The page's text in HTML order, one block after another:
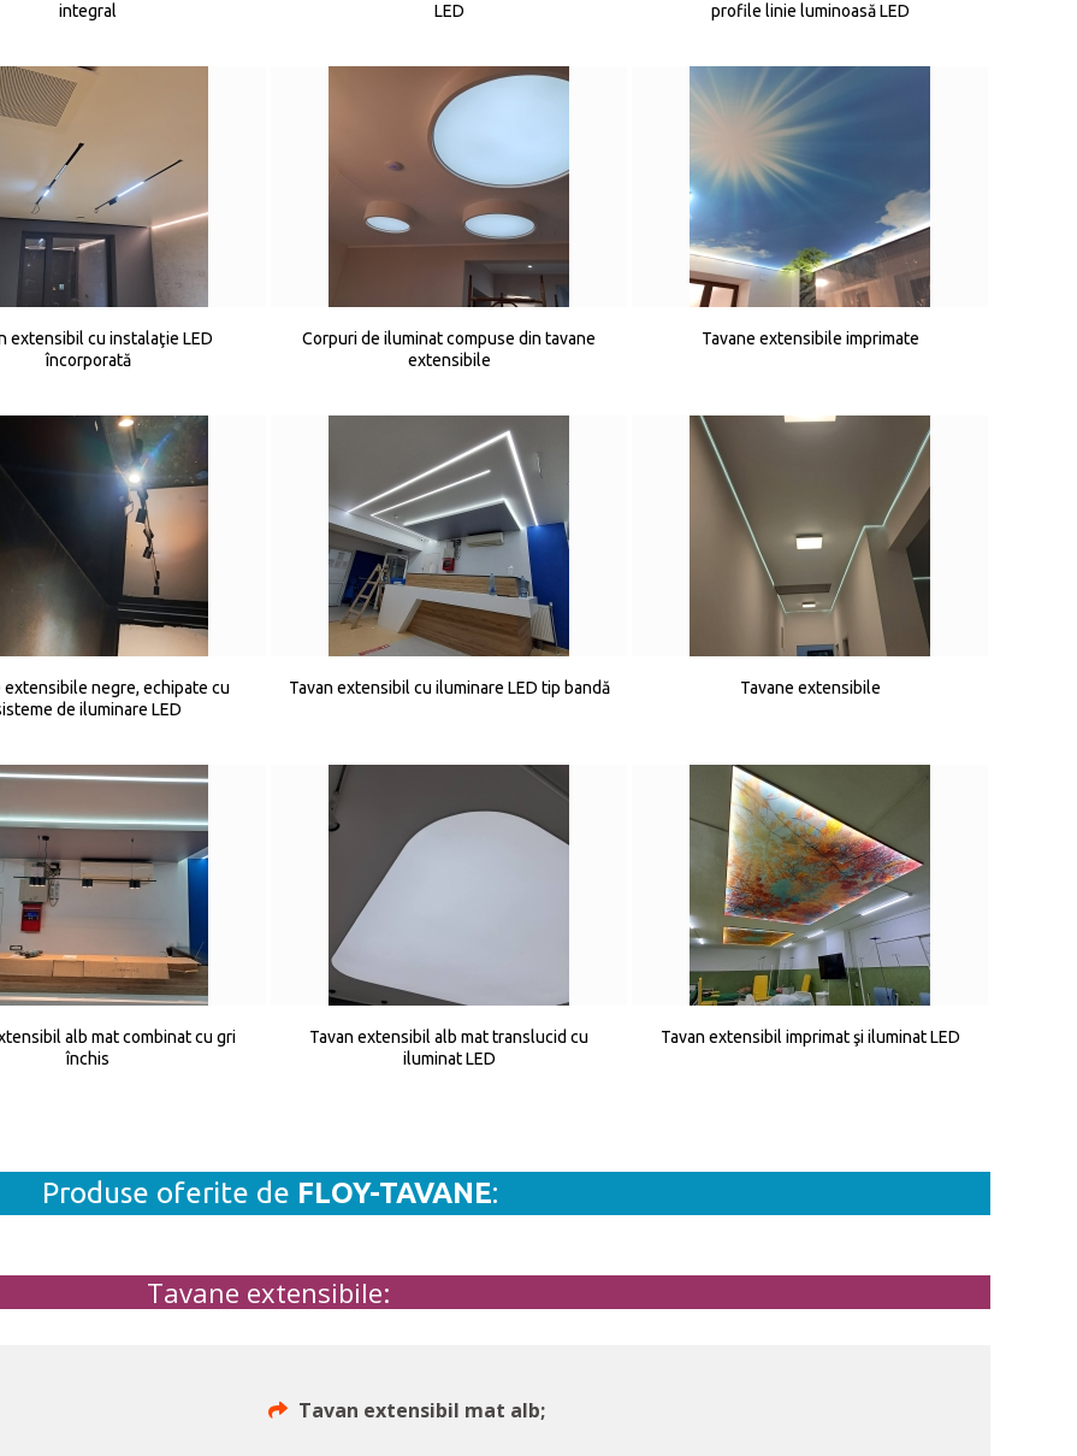
integral
LED
profile linie luminoasă LED
extensibil cu instalaţie LED
încorporată
Corpuri de iluminat compuse din tavane
extensibile
Tavane extensibile imprimate
extensibile negre, echipate cu
de iluminare LED
Tavan extensibil cu iluminare LED tip bandă Tavane extensibile
alb mat combinat cu gri
închis
Tavan extensibil alb mat translucid cu
iluminat LED
Tavan extensibil imprimat şi iluminat LED
Produse oferite de FLOY-TAVANE:
Tavane extensibile:
Tavan extensibil mat alb;